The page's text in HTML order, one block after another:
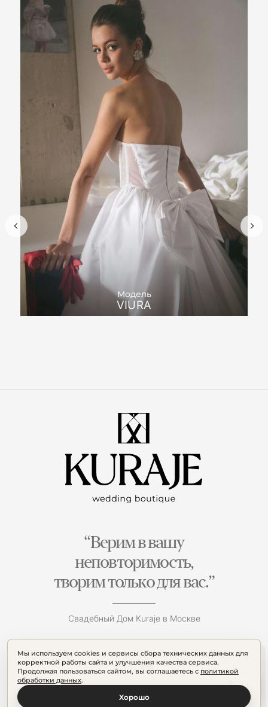
Модель
VIURA
Мы используем cookies и сервисы сбора технических данных для
корректной работы сайта и улучшения качества сервиса.
Продолжая пользоваться сайтом, вы соглашаетесь с политикой
обработки данных.
Хорошо
“Верим в вашу
неповторимость,
творим только для вас.”
Свадебный Дом Kuraje в Москве